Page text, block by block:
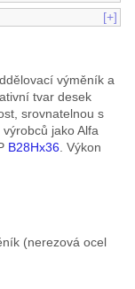
[+]
výměník a
tvar desek
srovnatelnou s
jako Alfa
B28Hx36. Výkon
(nerezová ocel